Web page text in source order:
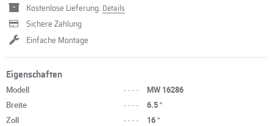
Kostenlose Lieferung. Details
Sichere Zahlung
Einfache Montage
Eigenschaften
Modell ----
MW 16286
Breite
----
6.5 "
Zoll
----
16 "